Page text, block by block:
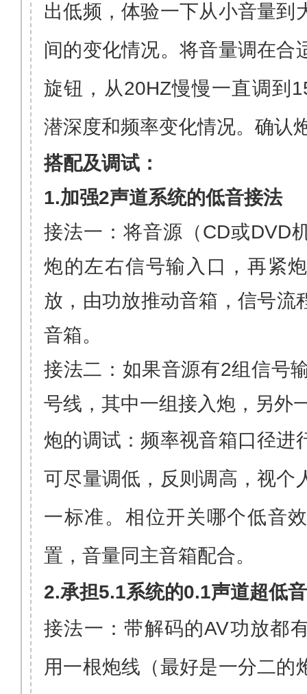
出低频，体验一下从小音量到
间的变化情况。将音量调在合
旋钮，从20HZ慢慢一直调到
潜深度和频率变化情况。确认
搭配及调试：
1.加强2声道系统的低音接法
接法一：将音源（CD或DVD
炮的左右信号输入口，再紧
放，由功放推动音箱，信号流
音箱。
接法二：如果音源有2组信号
号线，其中一组接入炮，另外
炮的调试：频率视音箱口径进
可尽量调低，反则调高，视个
一标准。相位开关哪个低音
置，音量同主音箱配合。
2.承担5.1系统的0.1声道超低
接法一：带解码的AV功放都
用一根炮线（最好是一分二的